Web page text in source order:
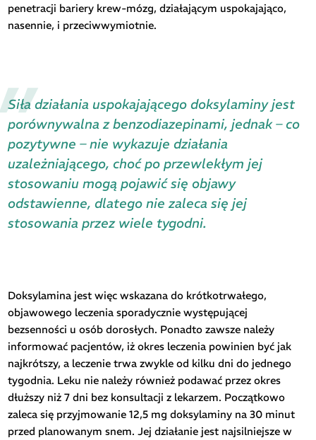
penetracji bariery krew-mózg, działającym uspokajająco,
nasennie, i przeciwwymiotnie.
Siła działania uspokajającego doksylaminy jest
porównywalna z benzodiazepinami, jednak – co
pozytywne – nie wykazuje działania
uzależniającego, choć po przewlekłym jej
stosowaniu mogą pojawić się objawy
odstawienne, dlatego nie zaleca się jej
stosowania przez wiele tygodni.
Doksylamina jest więc wskazana do krótkotrwałego,
objawowego leczenia sporadycznie występującej
bezsenności u osób dorosłych. Ponadto zawsze należy
informować pacjentów, iż okres leczenia powinien być jak
najkrótszy, a leczenie trwa zwykle od kilku dni do jednego
tygodnia. Leku nie należy również podawać przez okres
dłuższy niż 7 dni bez konsultacji z lekarzem. Początkowo
zaleca się przyjmowanie 12,5 mg doksylaminy na 30 minut
przed planowanym snem. Jej działanie jest najsilniejsze w